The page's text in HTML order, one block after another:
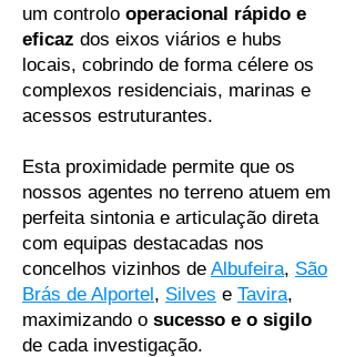
um controlo operacional rápido e
eficaz dos eixos viários e hubs
locais, cobrindo de forma célere os
complexos residenciais, marinas e
acessos estruturantes.
Esta proximidade permite que os
nossos agentes no terreno atuem em
perfeita sintonia e articulação direta
com equipas destacadas nos
concelhos vizinhos de Albufeira, São
Brás de Alportel, Silves e Tavira,
maximizando o sucesso e o sigilo
de cada investigação.